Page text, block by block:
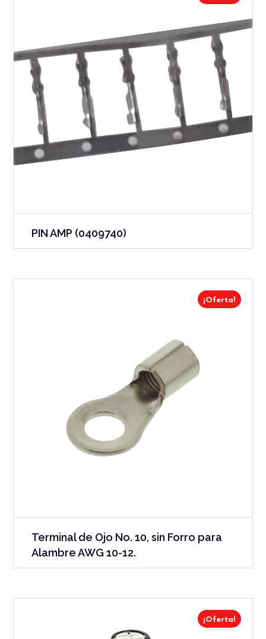
PIN AMP (0409740)
¡Oferta!
Terminal de Ojo No. 10, sin Forro para
Alambre AWG 10-12.
¡Oferta!